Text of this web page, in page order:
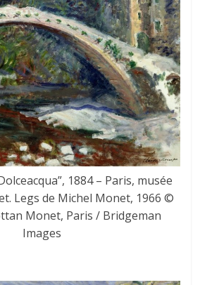
1884 – Paris, musée
Legs de Michel Monet, 1966 ©
Monet, Paris / Bridgeman
Images